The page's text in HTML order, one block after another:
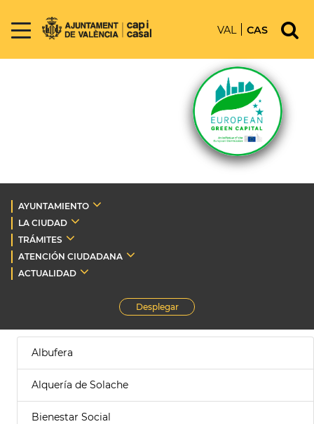
VAL CAS
AYUNTAMIENTO
LA CIUDAD
TRÁMITES
ATENCIÓN CIUDADANA
ACTUALIDAD
Desplegar
Albufera
Alquería de Solache
Bienestar Social